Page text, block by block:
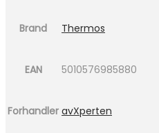
Brand Thermos
EAN 5010576985880
Forhandler avXperten